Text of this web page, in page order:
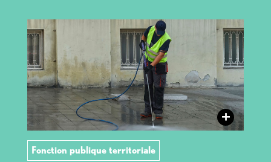
+
Fonction publique territoriale